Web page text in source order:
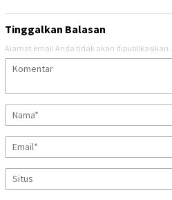
Tinggalkan Balasan
Alamat email Anda tidak akan dipublikasikan.